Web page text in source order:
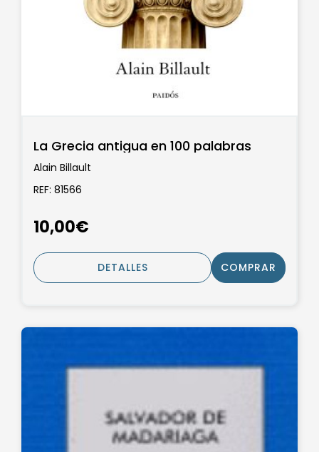
La Grecia antigua en 100 palabras
Alain Billault
REF: 81566
10,00€
DETALLES COMPRAR